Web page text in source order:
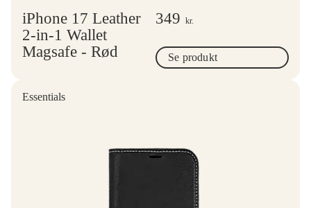
iPhone 17 Leather
2-in-1 Wallet
Magsafe - Rød
349 kr.
Se produkt
Essentials